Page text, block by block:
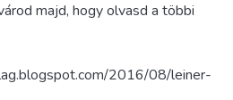
majd, hogy olvasd a többi
2016/08/leiner-